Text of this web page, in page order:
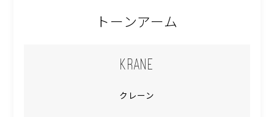
トーンアーム
KRANE
クレーン